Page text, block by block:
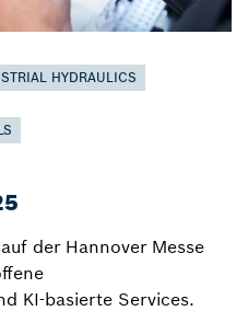
HYDRAULICS
der Hannover Messe
KI-basierte Services.